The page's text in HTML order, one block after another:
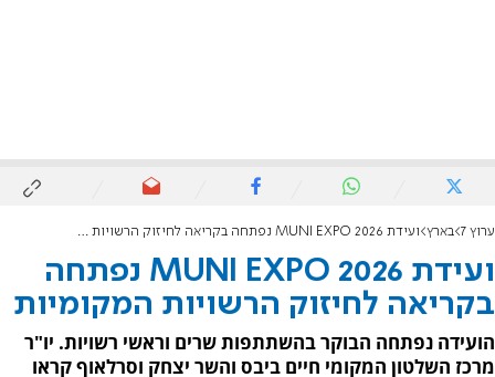
ערוץ 7 בארץ ועידת MUNI EXPO 2026 נפתחה בקריאה לחיזוק הרשויות המקומיות
ועידת MUNI EXPO 2026 נפתחה
בקריאה לחיזוק הרשויות המקומיות
הועידה נפתחה הבוקר בהשתתפות שרים וראשי רשויות. יו"ר
מרכז השלטון המקומי חיים ביבס והשר יצחק וסרלאוף קראו